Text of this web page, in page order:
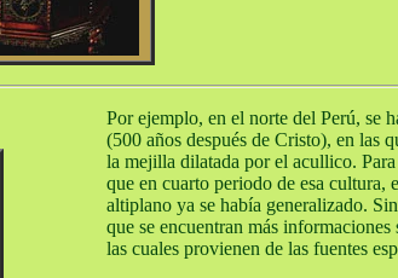
Por ejemplo, en el norte del Perú, se
(500 años después de Cristo), en las
la mejilla dilatada por el acullico.
que en cuarto periodo de esa cultura,
altiplano ya se había generalizado.
que se encuentran más
las cuales provienen de las fuentes